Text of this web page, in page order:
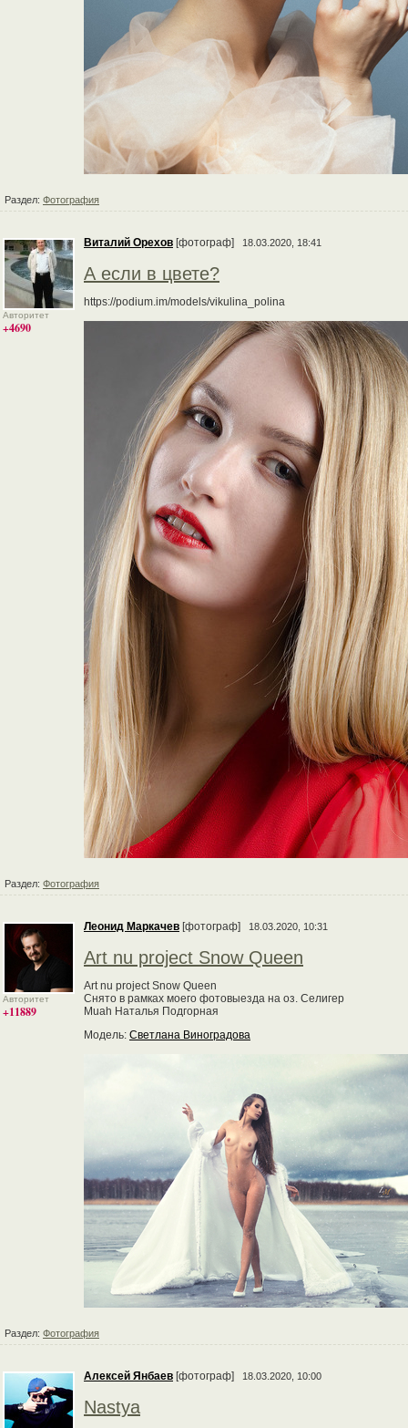
Раздел: Фотография
Авторитет
+4690
Виталий Орехов [фотограф] 18.03.2020, 18:41
А если в цвете?
https://podium.im/models/vikulina_polina
Раздел: Фотография
Авторитет
+11889
Леонид Маркачев [фотограф] 18.03.2020, 10:31
Art nu project Snow Queen
Art nu project Snow Queen
Снято в рамках моего фотовыезда на оз. Селигер
Muah Наталья Подгорная
Модель: Светлана Виноградова
Раздел: Фотография
Алексей Янбаев [фотограф] 18.03.2020, 10:00
Nastya